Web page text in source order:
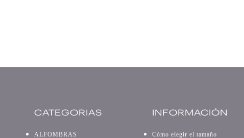
CATEGORIAS
ALFOMBRAS
INFORMACIÓN
Cómo elegir el tamaño